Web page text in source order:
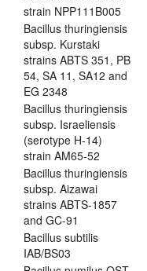
strain NPP111B005
Bacillus thuringiensis
subsp. Kurstaki
strains ABTS 351, PB
54, SA 11, SA12 and
EG 2348
Bacillus thuringiensis
subsp. Israeliensis
(serotype H-14)
strain AM65-52
Bacillus thuringiensis
subsp. Aizawai
strains ABTS-1857
and GC-91
Bacillus subtilis
IAB/BS03